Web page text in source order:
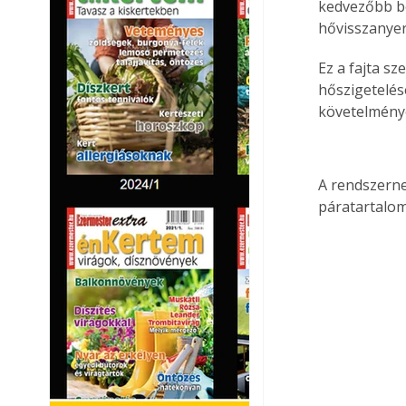
kedvezőbb
Ez a fajta
A